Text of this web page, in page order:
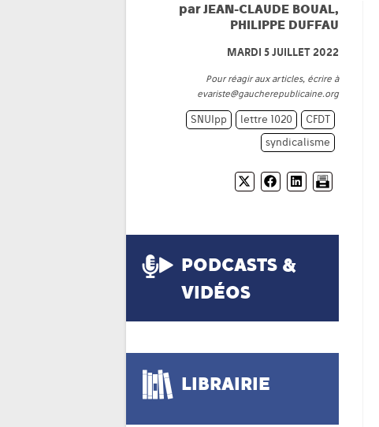
parJEAN-CLAUDE BOUAL,
PHILIPPE DUFFAU
MARDI 5 JUILLET 2022
Pour réagir aux articles, écrire à
evariste@gaucherepublicaine.org
CFDT
lettre 1020
SNUIpp
syndicalisme
PODCASTS &
VIDÉOS
LIBRAIRIE